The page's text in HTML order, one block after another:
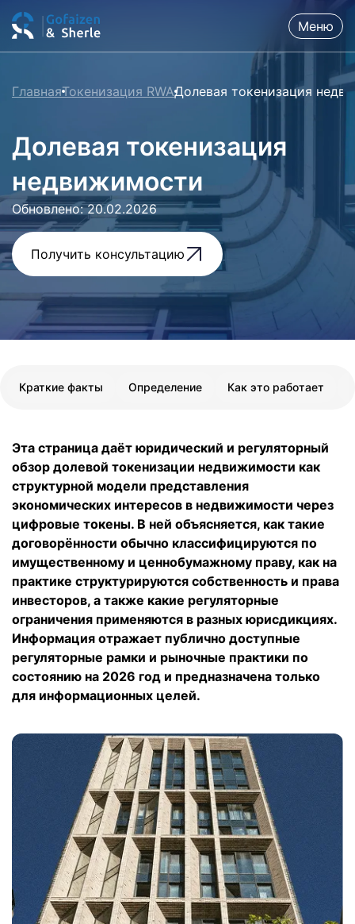
Меню
ГлавнаяТокенизация RWAДолевая токенизация
Долевая токенизация
недвижимости
Обновлено: 20.02.2026
Получить консультацию
Краткие факты Определение Как это работает
Эта страница даёт юридический и регуляторный
обзор долевой токенизации недвижимости как
структурной модели представления
экономических интересов в недвижимости через
цифровые токены. В ней объясняется, как такие
договорённости обычно классифицируются по
имущественному и ценнобумажному праву, как на
практике структурируются собственность и права
инвесторов, а также какие регуляторные
ограничения применяются в разных юрисдикциях.
Информация отражает публично доступные
регуляторные рамки и рыночные практики по
состоянию на 2026 год и предназначена только
для информационных целей.